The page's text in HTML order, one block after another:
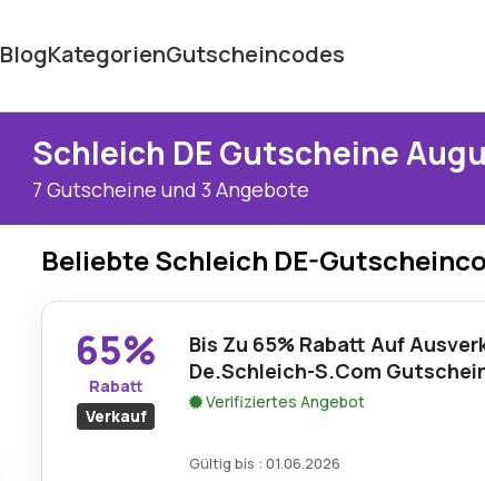
BlogKategorienGutscheincodes
Schleich DE Gutscheine
7 Gutscheine und 3 Angebote
Beliebte Schleich DE-
65%
Rabatt
Verkauf
Bis Zu 65% Rabatt Auf
De.Schleich-S.Com
Verifiziertes Angebot
Gültig bis : 01.06.2026